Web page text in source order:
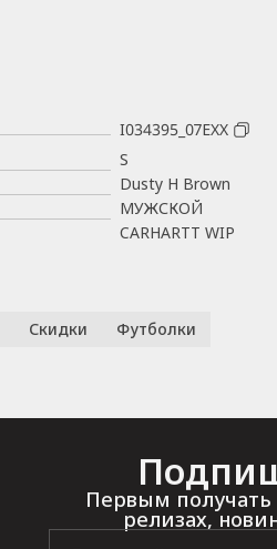
I034395_07EXX
S
Dusty H Brown
МУЖСКОЙ
CARHARTT WIP
Скидки Футболки
Первым
релизах,